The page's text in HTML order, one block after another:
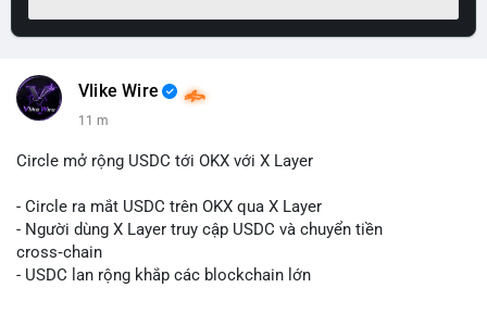
Vlike Wire
11 m
Circle mở rộng USDC tới OKX với X Layer
- Circle ra mắt USDC trên OKX qua X Layer
- Người dùng X Layer truy cập USDC và chuyển tiền
cross‑chain
- USDC lan rộng khắp các blockchain lớn